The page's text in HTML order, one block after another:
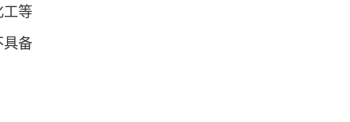
工等
具备